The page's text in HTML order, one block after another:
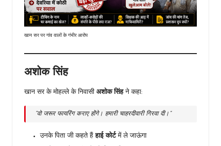
खान सर पर गांव वालों के गंभीर आरोप
अशोक सिंह
खान सर के मोहल्ले के निवासी अशोक सिंहने कहा:
“वो जरूर फायरिंग कराए होंगे। हमारी चाहरदीवारी गिरवा दी।”
उनके पिता जी कहते हैं हाई कोर्टमें ले जाऊंगा